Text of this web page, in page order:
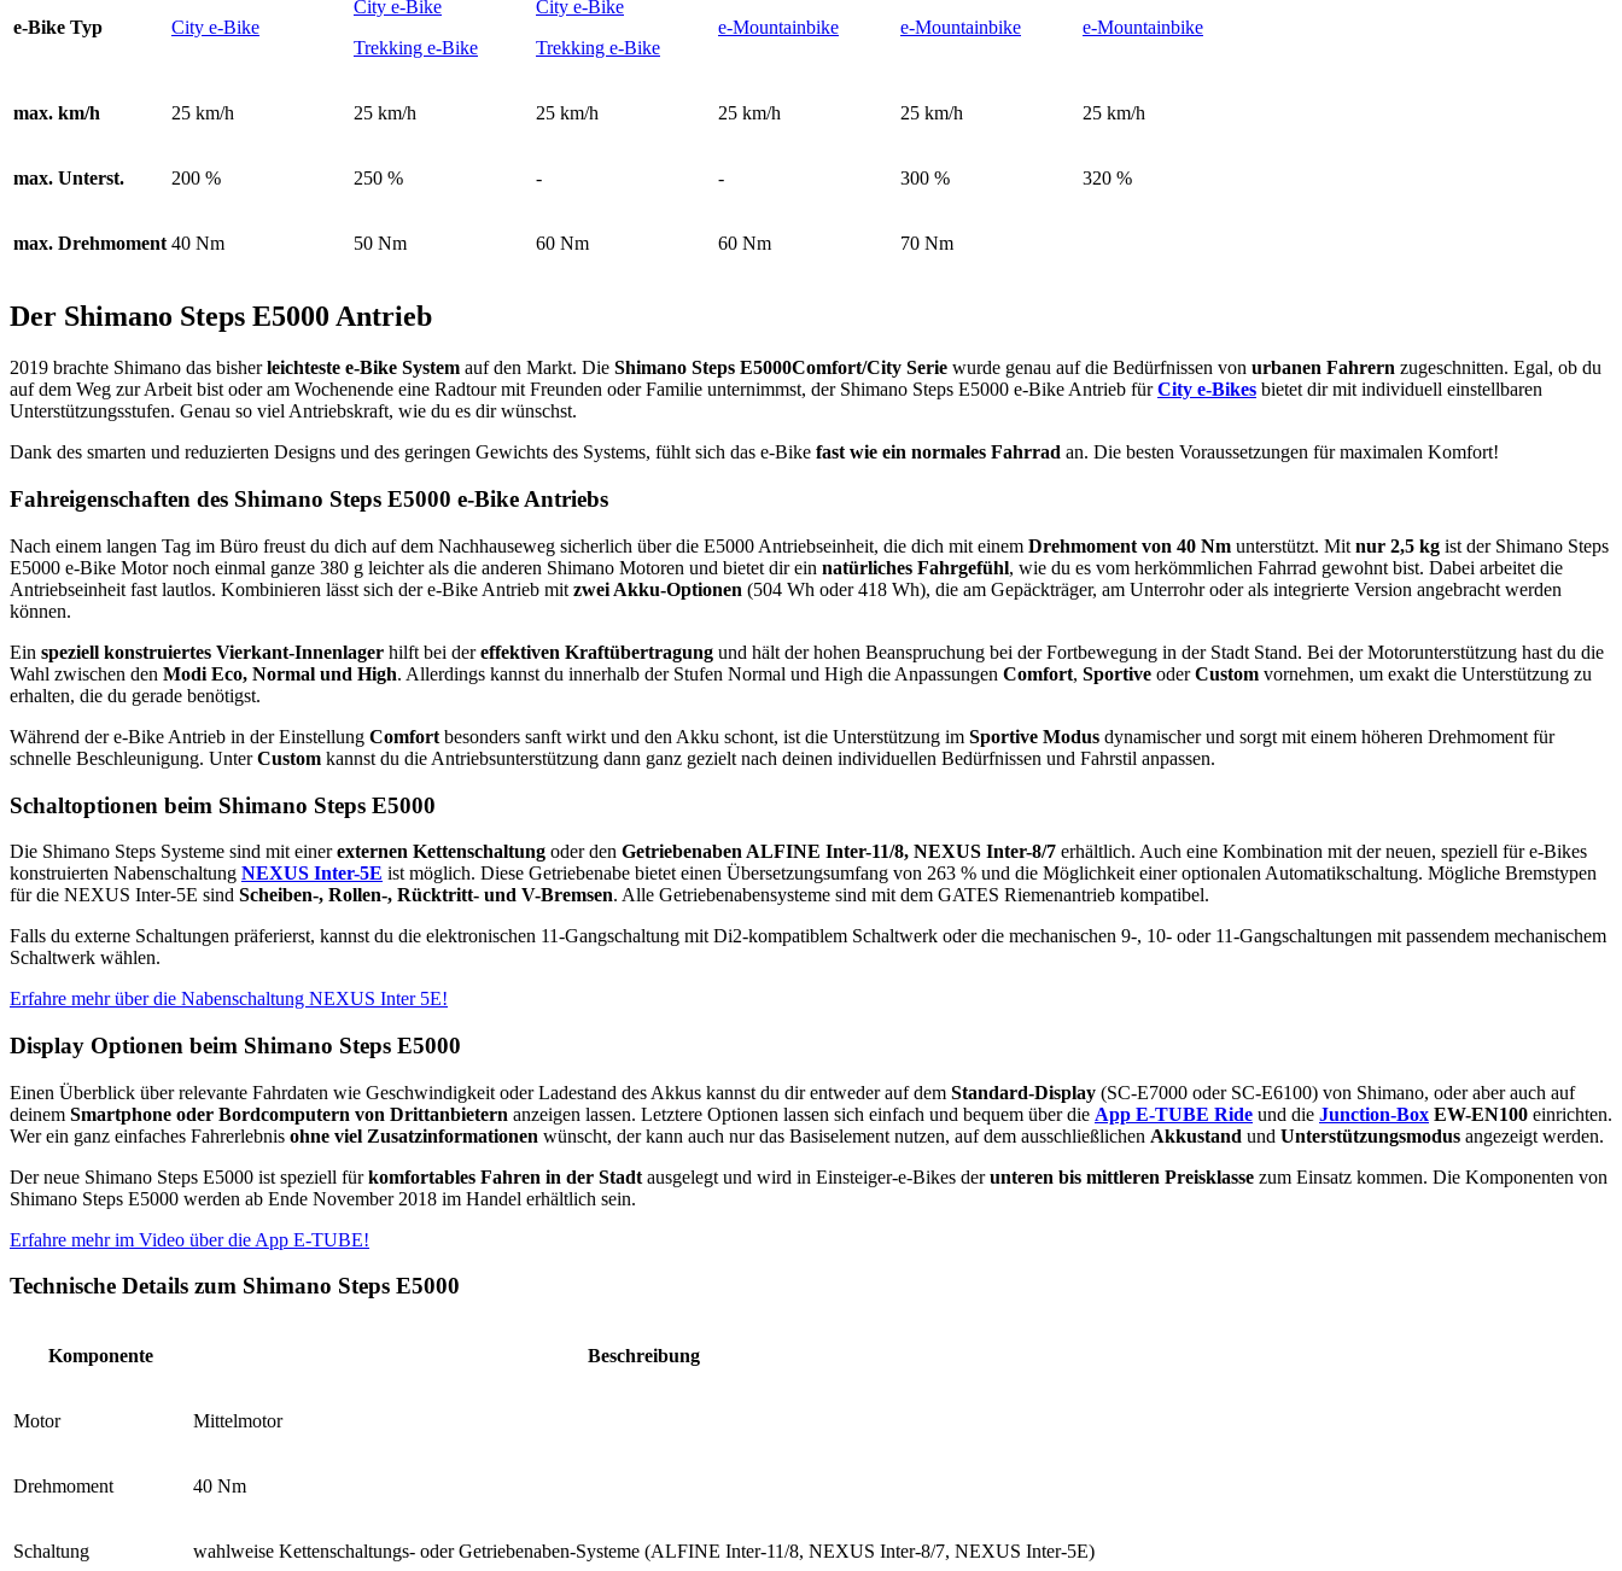
e-Bike Typ City e-Bike
City e-Bike
Trekking e-Bike
City e-Bike
Trekking e-Bike
e-Mountainbike e-Mountainbike e-Mountainbike
max. km/h 25 km/h 25 km/h 25 km/h 25 km/h 25 km/h 25 km/h
max. Unterst. 200 % 250 % - - 300 % 320 %
max. Drehmoment 40 Nm 50 Nm 60 Nm 60 Nm 70 Nm
Der Shimano Steps E5000 Antrieb
2019 brachte Shimano das bisherleichteste e-Bike System auf den Markt. Die Shimano Steps E5000Comfort/City Serie wurde genau auf die Bedürfnissen von urbanen Fahrern zugeschnitten. Egal, ob du
auf dem Weg zur Arbeit bist oder am Wochenende eine Radtour mit Freunden oder Familie unternimmst, der Shimano Steps E5000 e-Bike Antrieb fürCity e-Bikes bietet dir mit individuell einstellbaren
Unterstützungsstufen. Genau so viel Antriebskraft, wie du es dir wünschst.
Dank des smarten und reduzierten Designs und des geringen Gewichts des Systems, fühlt sich das e-Bike fast wie ein normales Fahrrad an. Die besten Voraussetzungen für maximalen Komfort!
Fahreigenschaften des Shimano Steps E5000 e-Bike Antriebs
Nach einem langen Tag im Büro freust du dich auf dem Nachhauseweg sicherlich über die E5000 Antriebseinheit, die dich mit einem Drehmoment von 40 Nm unterstützt. Mit nur 2,5 kg ist der Shimano Steps
E5000 e-Bike Motor noch einmal ganze 380 g leichter als die anderen Shimano Motoren und bietet dir ein natürliches Fahrgefühl, wie du es vom herkömmlichen Fahrrad gewohnt bist. Dabei arbeitet die
Antriebseinheit fast lautlos. Kombinieren lässt sich der e-Bike Antrieb mit zwei Akku-Optionen (504 Wh oder 418 Wh), die am Gepäckträger, am Unterrohr oder als integrierte Version angebracht werden
können.
Ein speziell konstruiertes Vierkant-Innenlager hilft bei dereffektiven Kraftübertragung und hält der hohen Beanspruchung bei der Fortbewegung in der Stadt Stand. Bei der Motorunterstützung hast du die
Wahl zwischen den Modi Eco, Normal und High. Allerdings kannst du innerhalb der Stufen Normal und High die Anpassungen Comfort, Sportive oderCustom vornehmen, um exakt die Unterstützung zu
erhalten, die du gerade benötigst.
Während der e-Bike Antrieb in der Einstellung Comfort besonders sanft wirkt und den Akku schont, ist die Unterstützung im Sportive Modus dynamischer und sorgt mit einem höheren Drehmoment für
schnelle Beschleunigung. UnterCustom kannst du die Antriebsunterstützung dann ganz gezielt nach deinen individuellen Bedürfnissen und Fahrstil anpassen.
Schaltoptionen beim Shimano Steps E5000
Die Shimano Steps Systeme sind mit einerexternen Kettenschaltung oder den Getriebenaben ALFINE Inter-11/8, NEXUS Inter-8/7 erhältlich. Auch eine Kombination mit der neuen, speziell für e-Bikes
konstruierten Nabenschaltung NEXUS Inter-5E ist möglich. Diese Getriebenabe bietet einen Übersetzungsumfang von 263 % und die Möglichkeit einer optionalen Automatikschaltung. Mögliche Bremstypen
für die NEXUS Inter-5E sind Scheiben-, Rollen-, Rücktritt- und V-Bremsen. Alle Getriebenabensysteme sind mit dem GATES Riemenantrieb kompatibel.
Falls du externe Schaltungen präferierst, kannst du die elektronischen 11-Gangschaltung mit Di2-kompatiblem Schaltwerk oder die mechanischen 9-, 10- oder 11-Gangschaltungen mit passendem mechanischem
Schaltwerk wählen.
Erfahre mehr über die Nabenschaltung NEXUS Inter 5E!
Display Optionen beim Shimano Steps E5000
Einen Überblick über relevante Fahrdaten wie Geschwindigkeit oder Ladestand des Akkus kannst du dir entweder auf dem Standard-Display (SC-E7000 oder SC-E6100) von Shimano, oder aber auch auf
deinem Smartphone oder Bordcomputern von Drittanbietern anzeigen lassen. Letztere Optionen lassen sich einfach und bequem über die App E-TUBE Ride und die Junction-Box EW-EN100 einrichten.
Wer ein ganz einfaches Fahrerlebnis ohne viel Zusatzinformationen wünscht, der kann auch nur das Basiselement nutzen, auf dem ausschließlichen Akkustand und Unterstützungsmodus angezeigt werden.
Der neue Shimano Steps E5000 ist speziell fürkomfortables Fahren in der Stadt ausgelegt und wird in Einsteiger-e-Bikes derunteren bis mittleren Preisklasse zum Einsatz kommen. Die Komponenten von
Shimano Steps E5000 werden ab Ende November 2018 im Handel erhältlich sein.
Erfahre mehr im Video über die App E-TUBE!
Technische Details zum Shimano Steps E5000​
Komponente Beschreibung
Motor Mittelmotor
Drehmoment 40 Nm
Schaltung wahlweise Kettenschaltungs- oder Getriebenaben-Systeme (ALFINE Inter-11/8, NEXUS Inter-8/7, NEXUS Inter-5E)